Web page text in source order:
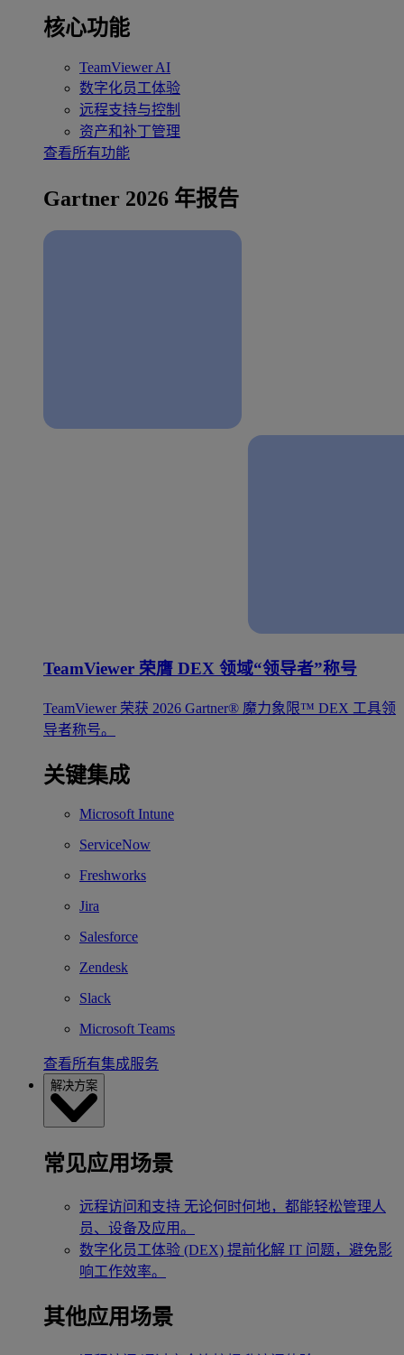
核心功能
TeamViewer AI
数字化员工体验
远程支持与控制
资产和补丁管理
查看所有功能
Gartner 2026 年报告
TeamViewer 荣膺 DEX 领域“领导者”称号
TeamViewer 荣获 2026 Gartner® 魔力象限™ DEX 工具领
导者称号。
关键集成
Microsoft Intune
ServiceNow
Freshworks
Jira
Salesforce
Zendesk
Slack
Microsoft Teams
查看所有集成服务
解决方案
常见应用场景
远程访问和支持 无论何时何地，都能轻松管理人
员、设备及应用。
数字化员工体验 (DEX) 提前化解 IT 问题，避免影
响工作效率。
其他应用场景